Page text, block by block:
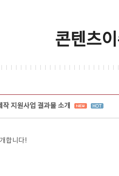
콘텐츠
지원사업 결과물 소개
합니다!